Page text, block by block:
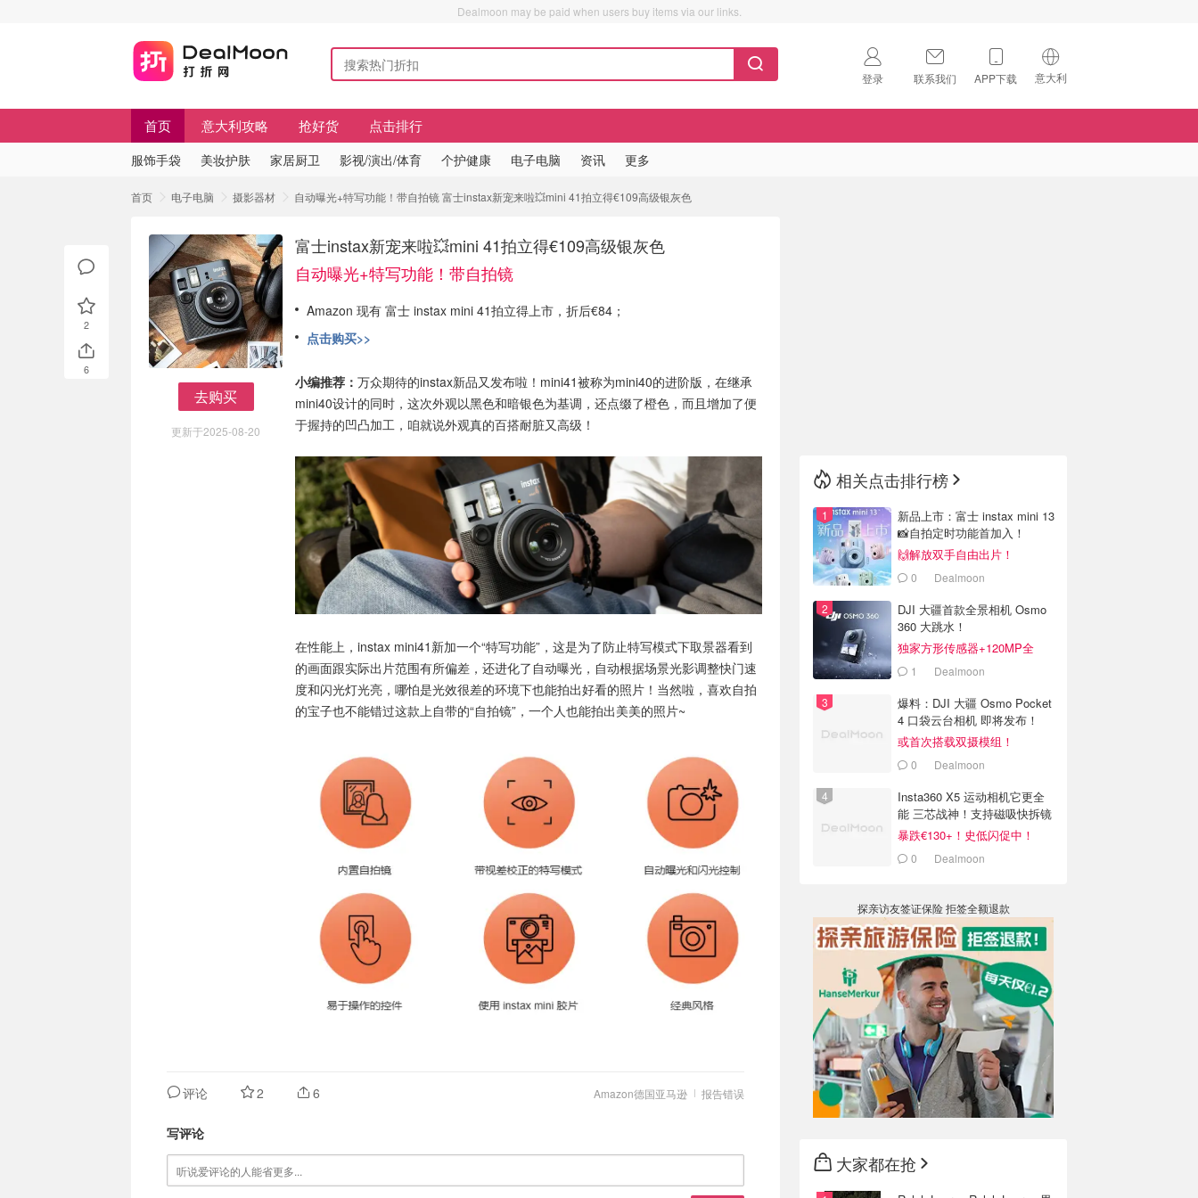
Dealmoon may be paid when users buy items via our links.
登录 联系我们 APP下载 意大利
🇺🇸
首页 意大利攻略 抢好货 点击排行
服饰手袋 美妆护肤 家居厨卫 影视/演出/体育 个护健康 电子电脑 资讯 更多
首页 电子电脑 摄影器材 自动曝光+特写功能！带自拍镜 富士instax新宠来啦💥mini 41拍立得€109高级银灰色
去购买
更新于2025-08-20
富士instax新宠来啦💥mini 41拍立得€109高级银灰色
自动曝光+特写功能！带自拍镜
Amazon 现有 富士 instax mini 41拍立得上市，折后€84；
点击购买>>
小编推荐： 万众期待的instax新品又发布啦！mini41被称为mini40的进阶版，在继承
mini40设计的同时，这次外观以黑色和暗银色为基调，还点缀了橙色，而且增加了便
于握持的凹凸加工，咱就说外观真的百搭耐脏又高级！
在性能上，instax mini41新加一个“特写功能”，这是为了防止特写模式下取景器看到
的画面跟实际出片范围有所偏差，还进化了自动曝光，自动根据场景光影调整快门速
度和闪光灯光亮，哪怕是光效很差的环境下也能拍出好看的照片！当然啦，喜欢自拍
的宝子也不能错过这款上自带的“自拍镜”，一个人也能拍出美美的照片~
报告错误
Amazon德国亚马逊
评论 2 6
写评论
2
6
相关点击排行榜
新品上市：富士 instax mini 13
📸自拍定时功能首加入！
🙌解放双手自由出片！
0 Dealmoon
DJI 大疆首款全景相机 Osmo
360 大跳水！
独家方形传感器+120MP全
景！卷疯了
1 Dealmoon
爆料：DJI 大疆 Osmo Pocket
4 口袋云台相机 即将发布！
或首次搭载双摄模组！
0 Dealmoon
Insta360 X5 运动相机它更全
能 三芯战神！支持磁吸快拆镜
头
暴跌€130+！史低闪促中！
0 Dealmoon
探亲访友签证保险 拒签全额退款
大家都在抢